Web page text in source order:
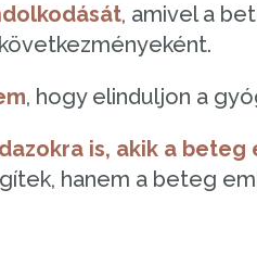
, amivel a
, hogy elinduljon a
is, akik a beteg
hanem a beteg